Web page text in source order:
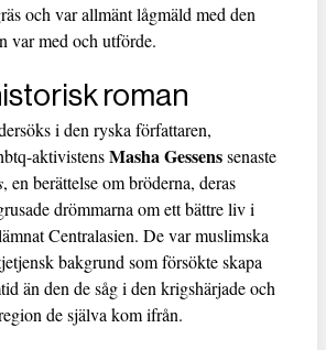
och var allmänt lågmäld med den
var med och utförde.
roman
i den ryska författaren,
aktivistensMasha Gessenssenaste
, en berättelse om bröderna, deras
drömmarna om ett bättre liv i
Centralasien. De var muslimska
bakgrund som försökte skapa
än den de såg i den krigshärjade och
de själva kom ifrån.